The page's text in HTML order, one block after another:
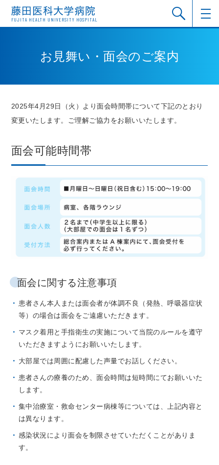
FUJITA HEALTH UNIVERSITY HOSPITAL
お見舞い・面会のご案内
2025年4月29日（火）より面会時間帯について下記のとおり
変更いたします。ご理解ご協力をお願いいたします。
面会可能時間帯
面会に関する注意事項
患者さん本人または面会者が体調不良（発熱、呼吸器症状
等）の場合は面会をご遠慮いただきます。
マスク着用と手指衛生の実施について当院のルールを遵守
いただきますようにお願いいたします。
大部屋では周囲に配慮した声量でお話しください。
患者さんの療養のため、面会時間は短時間にてお願いいた
します。
集中治療室・救命センター病棟等については、上記内容と
は異なります。
感染状況により面会を制限させていただくことがありま
す。